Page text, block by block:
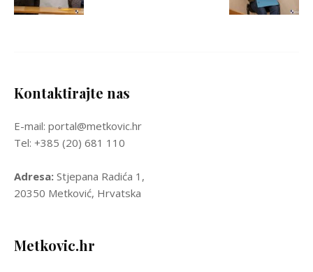
Kontaktirajte nas
E-mail: portal@metkovic.hr
Tel: +385 (20) 681 110
Adresa: Stjepana Radića 1,
20350 Metković, Hrvatska
Metkovic.hr